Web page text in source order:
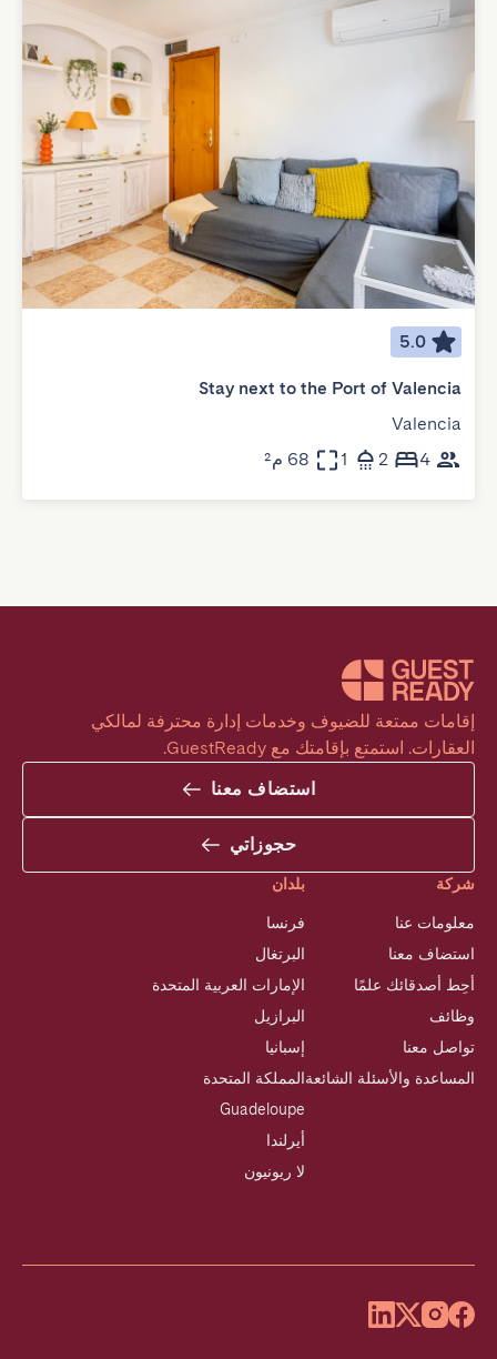
5.0
Stay next to the Port of Valencia
Valencia
4
2
1 68 م²
العقارات. استمتع بإقامتك مع GuestReady.
استضاف معنا
حجوزاتي
شركة
معلومات عنا
استضاف معنا
أحِط أصدقائك علمًا
وظائف
تواصل معنا
المساعدة والأسئلة الشائعة
بلدان
فرنسا
البرتغال
الإمارات العربية المتحدة
البرازيل
إسبانيا
المملكة المتحدة
Guadeloupe
أيرلندا
لا ريونيون